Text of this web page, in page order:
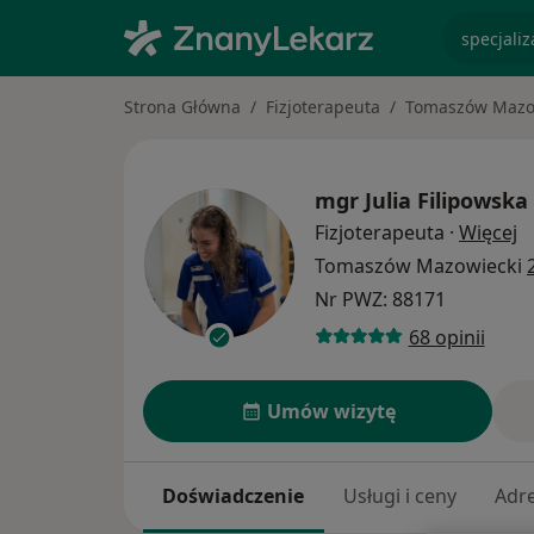
Strona Główna Fizjoterapeuta Tomaszów
mgr Julia Filipowska
Fizjoterapeuta · Więcej
Tomaszów Mazowiecki
Nr PWZ: 88171
68 opinii
Umów wizytę
Doświadczenie Usługi i ceny